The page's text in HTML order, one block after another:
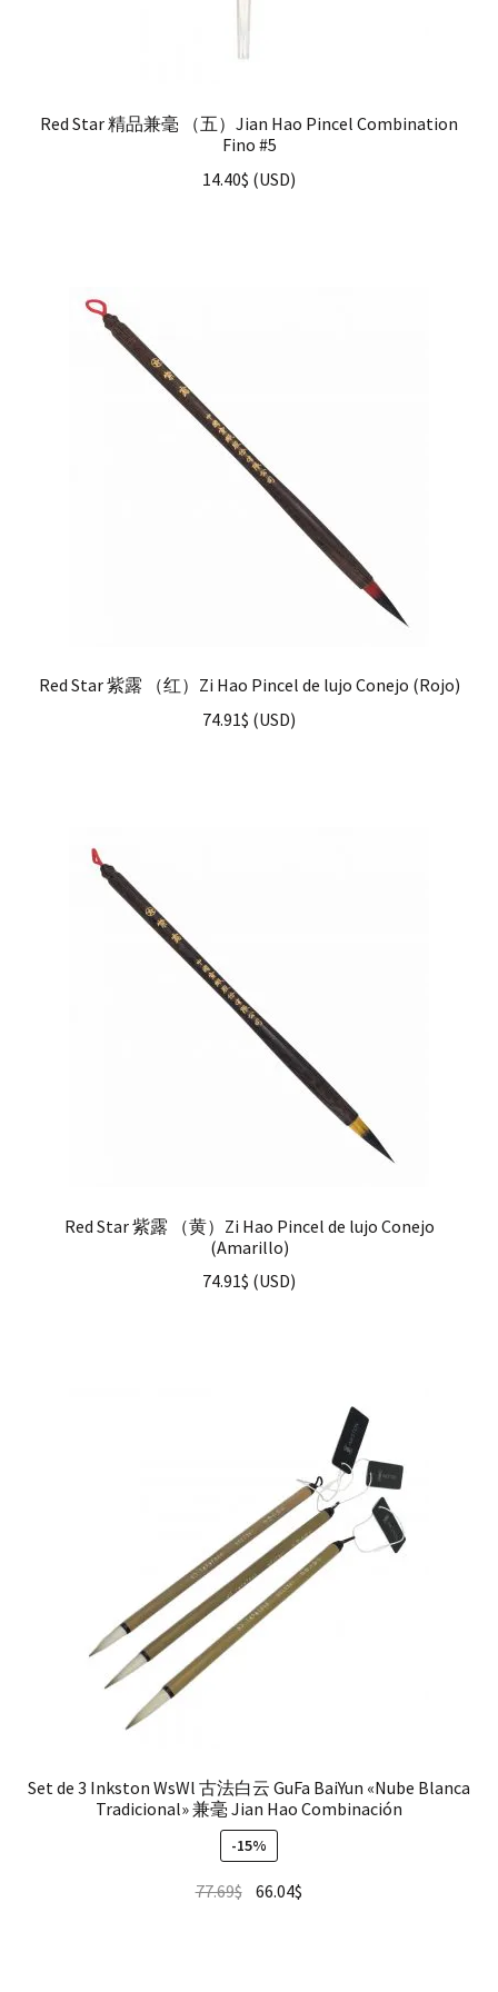
Red Star 精品兼毫 （五）Jian Hao Pincel Combination
Fino #5
14.40$ (USD)
Red Star 紫露 （红）Zi Hao Pincel de lujo Conejo (Rojo)
74.91$ (USD)
Red Star 紫露 （黄）Zi Hao Pincel de lujo Conejo
(Amarillo)
74.91$ (USD)
Set de 3 Inkston WsWl 古法白云 GuFa BaiYun «Nube Blanca
Tradicional» 兼毫 Jian Hao Combinación
-15%
77.69$ 66.04$